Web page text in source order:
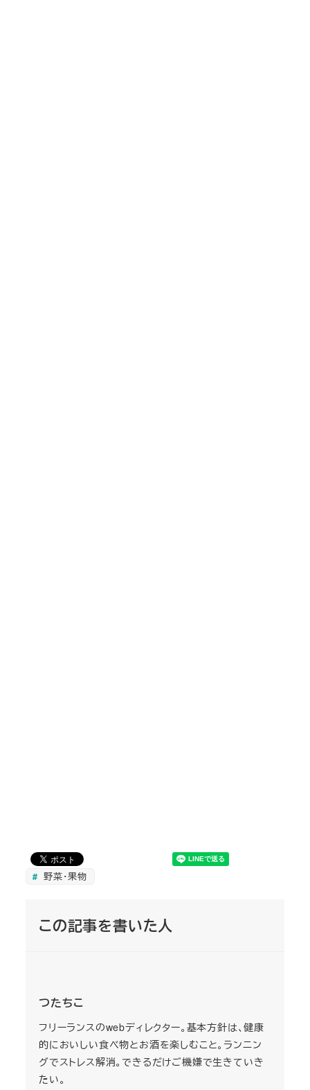
野菜・果物
この記事を書いた人
つたちこ
フリーランスのwebディレクター。基本方針は、健康
的においしい食べ物とお酒を楽しむこと。ランニン
グでストレス解消。できるだけご機嫌で生きていき
たい。